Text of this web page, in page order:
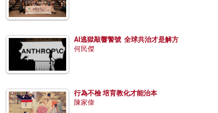
AI逃獄敲響警號 全球共治才是解方
何民傑
行為不檢 培育教化才能治本
陳家偉